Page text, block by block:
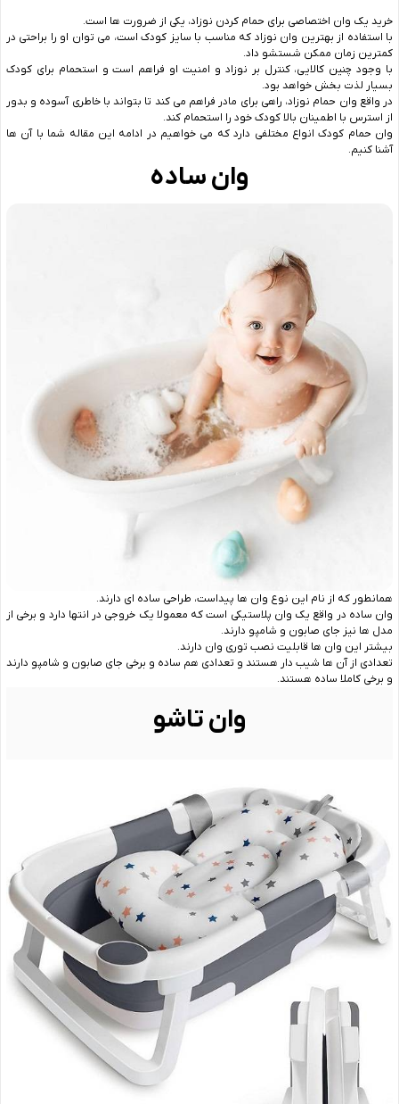
خرید یک وان اختصاصی برای حمام کردن نوزاد، یکی از ضرورت‌ ها است.
با استفاده از بهترین وان نوزاد که مناسب با سایز کودک است، می ‌توان او را براحتی در
کمترین زمان ممکن شستشو داد.
با وجود چنین کالایی، کنترل بر نوزاد و امنیت او فراهم است و استحمام برای کودک
بسیار لذت‌ بخش خواهد ‌بود.
در واقع وان حمام نوزاد، راهی برای مادر فراهم می ‌کند تا بتواند با خاطری آسوده و بدور
از استرس با اطمینان بالا کودک خود را استحمام کند.
وان حمام کودک انواع مختلفی دارد که می خواهیم در ادامه این مقاله شما با آن ها
آشنا کنیم.
وان ساده
همانطور که از نام این نوع وان ها پیداست، طراحی ساده ای دارند.
وان ساده در واقع یک وان پلاستیکی است که معمولا یک خروجی در انتها دارد و برخی از
مدل ‌ها نیز جای صابون و شامپو دارند.
بیشتر این وان ‌ها قابلیت نصب توری وان دارند.
تعدادی از آن ها شیب دار هستند و تعدادی هم ساده و برخی جای صابون و شامپو دارند
و برخی کاملا ساده هستند.
وان تاشو